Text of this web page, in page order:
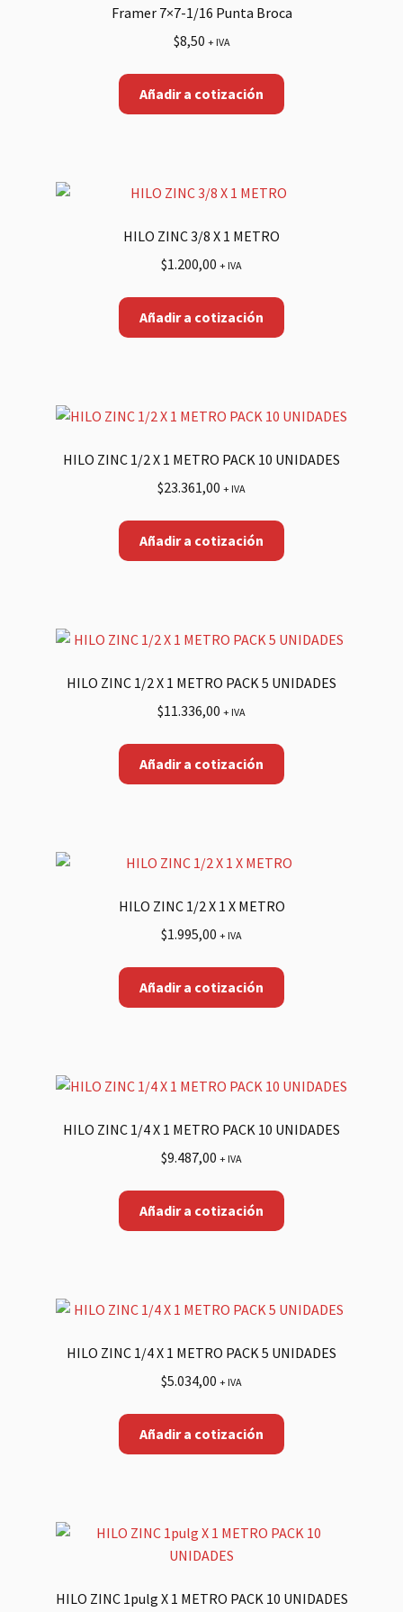
Framer 7×7-1/16 Punta Broca
$8,50 + IVA
Añadir a cotización
HILO ZINC 3/8 X 1 METRO
$1.200,00 + IVA
Añadir a cotización
HILO ZINC 1/2 X 1 METRO PACK 10 UNIDADES
$23.361,00 + IVA
Añadir a cotización
HILO ZINC 1/2 X 1 METRO PACK 5 UNIDADES
$11.336,00 + IVA
Añadir a cotización
HILO ZINC 1/2 X 1 X METRO
$1.995,00 + IVA
Añadir a cotización
HILO ZINC 1/4 X 1 METRO PACK 10 UNIDADES
$9.487,00 + IVA
Añadir a cotización
HILO ZINC 1/4 X 1 METRO PACK 5 UNIDADES
$5.034,00 + IVA
Añadir a cotización
HILO ZINC 1pulg X 1 METRO PACK 10 UNIDADES